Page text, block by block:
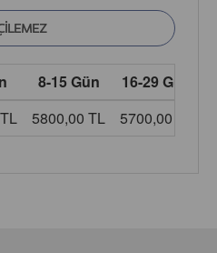
8-15 Gün 16-29 Gün
5800,00 TL 5700,00 TL